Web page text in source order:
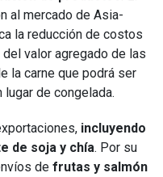
al mercado de Asia-
la reducción de costos
valor agregado de las
la carne que podrá ser
de congelada.
incluyendo
de soja y chía. Por su
de frutas y salmón